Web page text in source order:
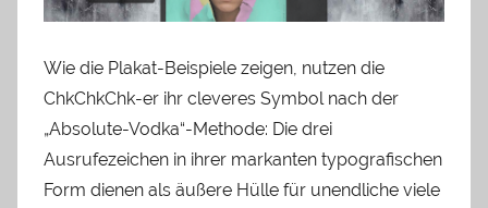
Wie die Plakat-Beispiele zeigen, nutzen die
ChkChkChk-er ihr cleveres Symbol nach der
„Absolute-Vodka“-Methode: Die drei
Ausrufezeichen in ihrer markanten typografischen
Form dienen als äußere Hülle für unendliche viele